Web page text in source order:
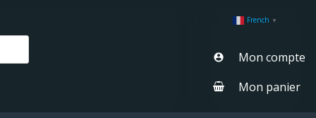
French ▼
Mon compte
Mon panier